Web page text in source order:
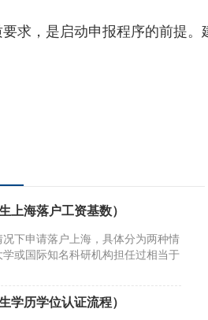
要求，是启动申报程序的前提
上海落户工资基数）
下申请落户上海，具体分为两种情
或国际知名科研机构担任过相当于
学历学位认证流程）